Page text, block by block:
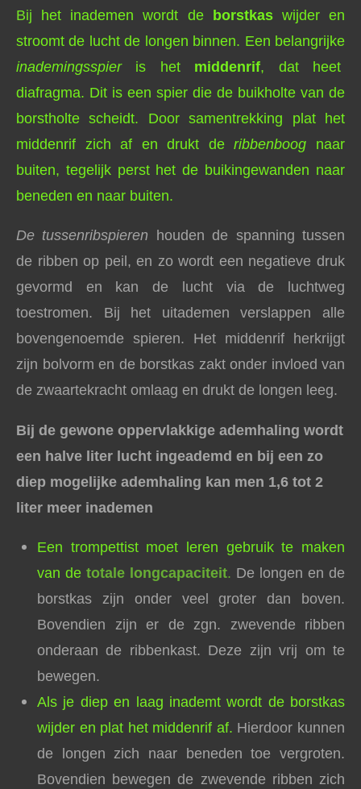
Bij het inademen wordt de borstkaswijder en
stroomt de lucht de longen binnen. Een belangrijke
inademingsspieris het middenrif, dat heet
diafragma. Dit is een spier die de buikholte van de
borstholte scheidt. Door samentrekking plat het
middenrif zich af en drukt deribbenboog naar
buiten, tegelijk perst het de buikingewanden naar
beneden en naar buiten.
De tussenribspieren houden de spanning tussen
de ribben op peil, en zo wordt een negatieve druk
gevormd en kan de lucht via de luchtweg
toestromen. Bij het uitademen verslappen alle
bovengenoemde spieren. Het middenrif herkrijgt
zijn bolvorm en de borstkas zakt onder invloed van
de zwaartekracht omlaag en drukt de longen leeg.
Bij de gewone oppervlakkige ademhaling wordt
een halve liter lucht ingeademd en bij een zo
diep mogelijke ademhaling kan men 1,6 tot 2
liter meer inademen
Een trompettist moet leren gebruik te maken
van de totale longcapaciteit. De longen en de
borstkas zijn onder veel groter dan boven.
Bovendien zijn er de zgn. zwevende ribben
onderaan de ribbenkast. Deze zijn vrij om te
bewegen.
Als je diep en laag inademt wordt de borstkas
wijder en plat het middenrif af. Hierdoor kunnen
de longen zich naar beneden toe vergroten.
Bovendien bewegen de zwevende ribben zich